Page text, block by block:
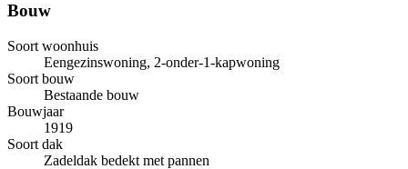
Bouw
Soort woonhuis
Eengezinswoning, 2-onder-1-kapwoning
Soort bouw
Bestaande bouw
Bouwjaar
1919
Soort dak
Zadeldak bedekt met pannen